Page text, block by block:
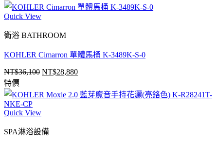
價
NT$66,200。
價
Quick View
衛浴 BATHROOM
KOHLER Cimarron 單體馬桶 K-3489K-S-0
NT$36,100 原
價
NT$28,880目
價
特價
Quick View
SPA淋浴設備